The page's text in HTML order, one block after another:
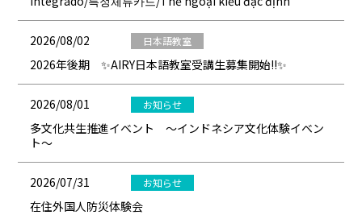
2026/08/02 日本語教室
2026年後期 ✨AIRY日本語教室受講生募集開始!!✨
2026/08/01 お知らせ
多文化共生推進イベント ～インドネシア文化体験イベン
ト～
2026/07/31 お知らせ
在住外国人防災体験会